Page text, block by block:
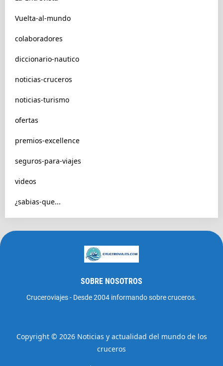
Vuelta-al-mundo
colaboradores
diccionario-nautico
noticias-cruceros
noticias-turismo
ofertas
premios-excellence
seguros-para-viajes
videos
¿sabias-que...
SOBRE NOSOTROS
Cruceroviajes - Desde 2004 informando sobre cruceros.
Copyright © 2026 Noticias y actualidad del mundo de los
cruceros